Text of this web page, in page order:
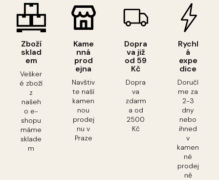
Zboží
sklad
em
Vešker
é zboží
z
našeh
o e-
shopu
máme
sklade
m
Kame
nná
prod
ejna
Navštiv
te naší
kamen
nou
prodej
nu v
Praze
Dopra
va již
od 59
Kč
Dopra
va
zdarm
a od
2500
Kč
Rychl
á
expe
dice
Doručí
me za
2-3
dny
nebo
ihned
v
kamen
né
prodej
ně